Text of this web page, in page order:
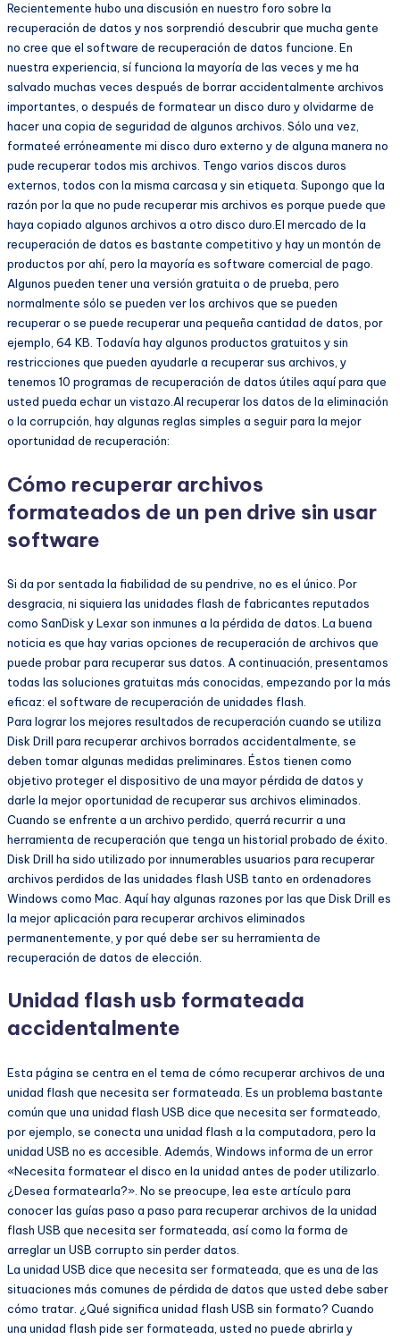
Recientemente hubo una discusión en nuestro foro sobre la
recuperación de datos y nos sorprendió descubrir que mucha gente
no cree que el software de recuperación de datos funcione. En
nuestra experiencia, sí funciona la mayoría de las veces y me ha
salvado muchas veces después de borrar accidentalmente archivos
importantes, o después de formatear un disco duro y olvidarme de
hacer una copia de seguridad de algunos archivos. Sólo una vez,
formateé erróneamente mi disco duro externo y de alguna manera no
pude recuperar todos mis archivos. Tengo varios discos duros
externos, todos con la misma carcasa y sin etiqueta. Supongo que la
razón por la que no pude recuperar mis archivos es porque puede que
haya copiado algunos archivos a otro disco duro.El mercado de la
recuperación de datos es bastante competitivo y hay un montón de
productos por ahí, pero la mayoría es software comercial de pago.
Algunos pueden tener una versión gratuita o de prueba, pero
normalmente sólo se pueden ver los archivos que se pueden
recuperar o se puede recuperar una pequeña cantidad de datos, por
ejemplo, 64 KB. Todavía hay algunos productos gratuitos y sin
restricciones que pueden ayudarle a recuperar sus archivos, y
tenemos 10 programas de recuperación de datos útiles aquí para que
usted pueda echar un vistazo.Al recuperar los datos de la eliminación
o la corrupción, hay algunas reglas simples a seguir para la mejor
oportunidad de recuperación:
Cómo recuperar archivos
formateados de un pen drive sin usar
software
Si da por sentada la fiabilidad de su pendrive, no es el único. Por
desgracia, ni siquiera las unidades flash de fabricantes reputados
como SanDisk y Lexar son inmunes a la pérdida de datos. La buena
noticia es que hay varias opciones de recuperación de archivos que
puede probar para recuperar sus datos. A continuación, presentamos
todas las soluciones gratuitas más conocidas, empezando por la más
eficaz: el software de recuperación de unidades flash.
Para lograr los mejores resultados de recuperación cuando se utiliza
Disk Drill para recuperar archivos borrados accidentalmente, se
deben tomar algunas medidas preliminares. Éstos tienen como
objetivo proteger el dispositivo de una mayor pérdida de datos y
darle la mejor oportunidad de recuperar sus archivos eliminados.
Cuando se enfrente a un archivo perdido, querrá recurrir a una
herramienta de recuperación que tenga un historial probado de éxito.
Disk Drill ha sido utilizado por innumerables usuarios para recuperar
archivos perdidos de las unidades flash USB tanto en ordenadores
Windows como Mac. Aquí hay algunas razones por las que Disk Drill es
la mejor aplicación para recuperar archivos eliminados
permanentemente, y por qué debe ser su herramienta de
recuperación de datos de elección.
Unidad flash usb formateada
accidentalmente
Esta página se centra en el tema de cómo recuperar archivos de una
unidad flash que necesita ser formateada. Es un problema bastante
común que una unidad flash USB dice que necesita ser formateado,
por ejemplo, se conecta una unidad flash a la computadora, pero la
unidad USB no es accesible. Además, Windows informa de un error
«Necesita formatear el disco en la unidad antes de poder utilizarlo.
¿Desea formatearla?». No se preocupe, lea este artículo para
conocer las guías paso a paso para recuperar archivos de la unidad
flash USB que necesita ser formateada, así como la forma de
arreglar un USB corrupto sin perder datos.
La unidad USB dice que necesita ser formateada, que es una de las
situaciones más comunes de pérdida de datos que usted debe saber
cómo tratar. ¿Qué significa unidad flash USB sin formato? Cuando
una unidad flash pide ser formateada, usted no puede abrirla y